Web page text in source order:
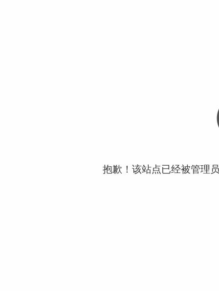
抱歉！该站点已经被管理